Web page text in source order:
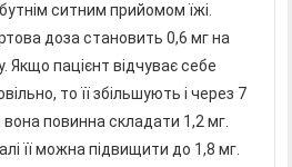
ситним прийомом їжі.
доза становить 0,6 мг на
Якщо пацієнт відчуває себе
то її збільшують і через 7
вона повинна складати 1,2 мг.
її можна підвищити до 1,8 мг.